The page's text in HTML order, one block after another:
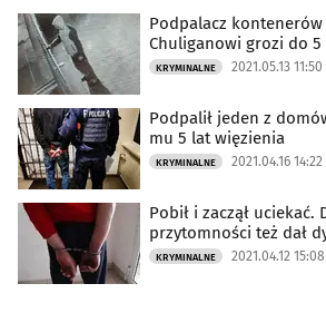
Podpalacz kontenerów
Chuliganowi grozi do
KRYMINALNE 2021.05.13 11:50
Podpalił jeden z
mu 5 lat więzienia
KRYMINALNE 2021.04.16 14:22
Pobił i zaczął
przytomności też dał
KRYMINALNE 2021.04.12 15:08